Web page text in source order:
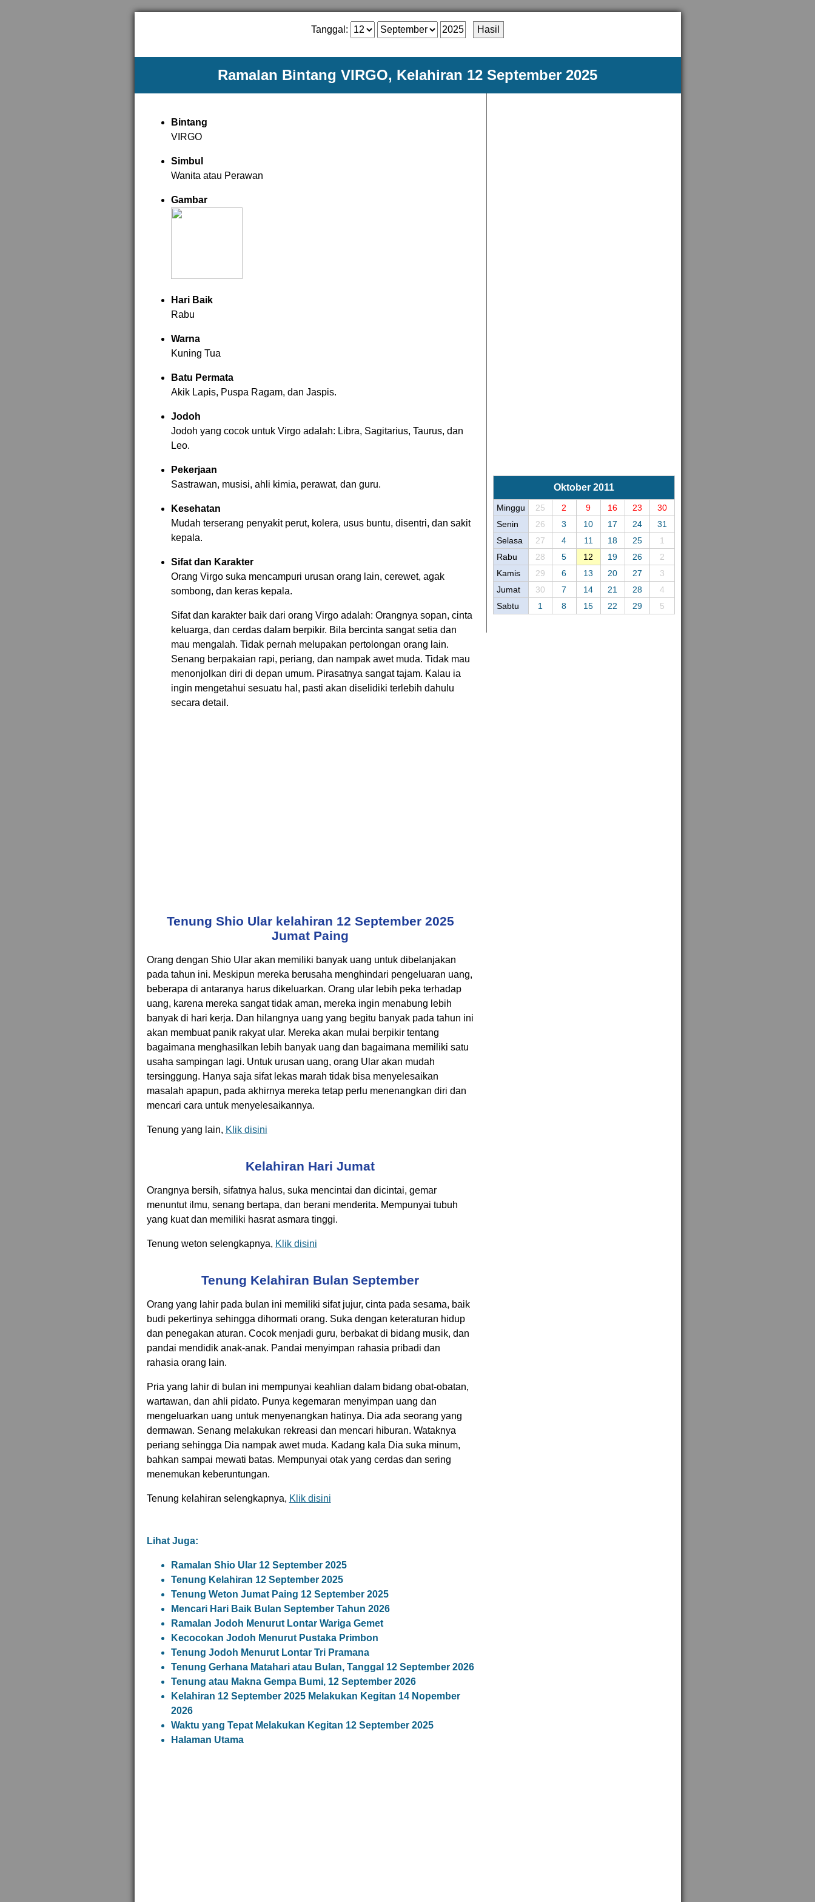
Tanggal:
Ramalan Bintang VIRGO, Kelahiran 12 September 2025
Bintang
VIRGO
Simbul
Wanita atau Perawan
Gambar
Hari Baik
Rabu
Warna
Kuning Tua
Batu Permata
Akik Lapis, Puspa Ragam, dan Jaspis.
Jodoh
Jodoh yang cocok untuk Virgo adalah: Libra, Sagitarius, Taurus, dan
Leo.
Pekerjaan
Sastrawan, musisi, ahli kimia, perawat, dan guru.
Kesehatan
Mudah terserang penyakit perut, kolera, usus buntu, disentri, dan sakit
kepala.
Sifat dan Karakter
Orang Virgo suka mencampuri urusan orang lain, cerewet, agak
sombong, dan keras kepala.
Sifat dan karakter baik dari orang Virgo adalah: Orangnya sopan, cinta
keluarga, dan cerdas dalam berpikir. Bila bercinta sangat setia dan
mau mengalah. Tidak pernah melupakan pertolongan orang lain.
Senang berpakaian rapi, periang, dan nampak awet muda. Tidak mau
menonjolkan diri di depan umum. Pirasatnya sangat tajam. Kalau ia
ingin mengetahui sesuatu hal, pasti akan diselidiki terlebih dahulu
secara detail.
Tenung Shio Ular kelahiran 12 September 2025
Jumat Paing
Orang dengan Shio Ular akan memiliki banyak uang untuk dibelanjakan
pada tahun ini. Meskipun mereka berusaha menghindari pengeluaran uang,
beberapa di antaranya harus dikeluarkan. Orang ular lebih peka terhadap
uang, karena mereka sangat tidak aman, mereka ingin menabung lebih
banyak di hari kerja. Dan hilangnya uang yang begitu banyak pada tahun ini
akan membuat panik rakyat ular. Mereka akan mulai berpikir tentang
bagaimana menghasilkan lebih banyak uang dan bagaimana memiliki satu
usaha sampingan lagi. Untuk urusan uang, orang Ular akan mudah
tersinggung. Hanya saja sifat lekas marah tidak bisa menyelesaikan
masalah apapun, pada akhirnya mereka tetap perlu menenangkan diri dan
mencari cara untuk menyelesaikannya.
Tenung yang lain, Klik disini
Kelahiran Hari Jumat
Orangnya bersih, sifatnya halus, suka mencintai dan dicintai, gemar
menuntut ilmu, senang bertapa, dan berani menderita. Mempunyai tubuh
yang kuat dan memiliki hasrat asmara tinggi.
Tenung weton selengkapnya, Klik disini
Tenung Kelahiran Bulan September
Orang yang lahir pada bulan ini memiliki sifat jujur, cinta pada sesama, baik
budi pekertinya sehingga dihormati orang. Suka dengan keteraturan hidup
dan penegakan aturan. Cocok menjadi guru, berbakat di bidang musik, dan
pandai mendidik anak-anak. Pandai menyimpan rahasia pribadi dan
rahasia orang lain.
Pria yang lahir di bulan ini mempunyai keahlian dalam bidang obat-obatan,
wartawan, dan ahli pidato. Punya kegemaran menyimpan uang dan
mengeluarkan uang untuk menyenangkan hatinya. Dia ada seorang yang
dermawan. Senang melakukan rekreasi dan mencari hiburan. Wataknya
periang sehingga Dia nampak awet muda. Kadang kala Dia suka minum,
bahkan sampai mewati batas. Mempunyai otak yang cerdas dan sering
menemukan keberuntungan.
Tenung kelahiran selengkapnya, Klik disini
Lihat Juga:
Ramalan Shio Ular 12 September 2025
Tenung Kelahiran 12 September 2025
Tenung Weton Jumat Paing 12 September 2025
Mencari Hari Baik Bulan September Tahun 2026
Ramalan Jodoh Menurut Lontar Wariga Gemet
Kecocokan Jodoh Menurut Pustaka Primbon
Tenung Jodoh Menurut Lontar Tri Pramana
Tenung Gerhana Matahari atau Bulan, Tanggal 12 September 2026
Tenung atau Makna Gempa Bumi, 12 September 2026
Kelahiran 12 September 2025 Melakukan Kegitan 14 Nopember
2026
Waktu yang Tepat Melakukan Kegitan 12 September 2025
Halaman Utama
Oktober 2011
Minggu 25 2 9 16 23
30
Senin
26 3 10 17 24
31
Selasa
27 4 11 18 25
1
Rabu
28 5 12 19 26
2
Kamis
29 6 13 20 27
3
Jumat
30 7 14 21 28
4
Sabtu
1 8 15 22 29 5